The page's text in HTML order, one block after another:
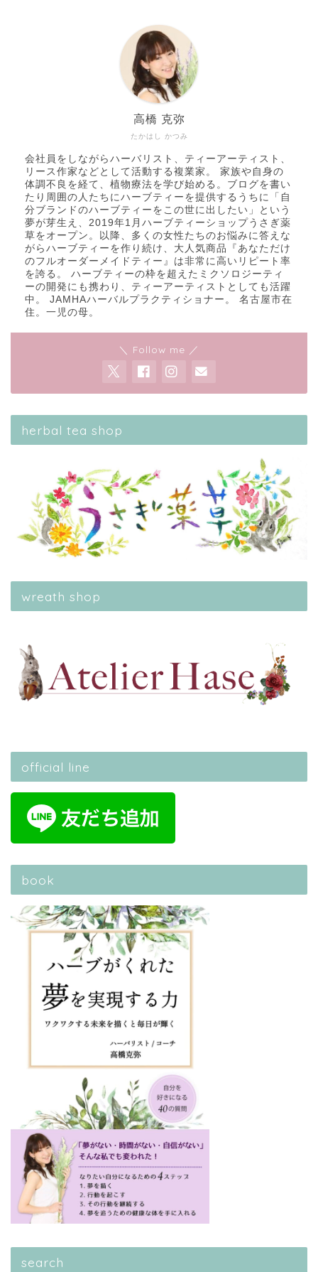
たかはし かつみ
高橋 克弥
会社員をしながらハーバリスト、ティーアーティスト、
リース作家などとして活動する複業家。 家族や自身の
体調不良を経て、植物療法を学び始める。ブログを書い
たり周囲の人たちにハーブティーを提供するうちに「自
分ブランドのハーブティーをこの世に出したい」という
夢が芽生え、2019年1月ハーブティーショップうさぎ薬
草をオープン。以降、多くの女性たちのお悩みに答えな
がらハーブティーを作り続け、大人気商品『あなただけ
のフルオーダーメイドティー』は非常に高いリピート率
を誇る。 ハーブティーの枠を超えたミクソロジーティ
ーの開発にも携わり、ティーアーティストとしても活躍
中。 JAMHAハーバルプラクティショナー。 名古屋市在
住。一児の母。
＼ Follow me ／
herbal tea shop
wreath shop
official line
book
search